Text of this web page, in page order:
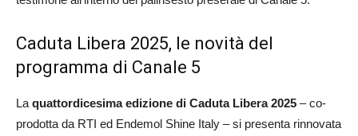
Caduta Libera 2025, le novità del
programma di Canale 5
La quattordicesima edizione di Caduta Libera 2025 – co-
prodotta da RTI ed Endemol Shine Italy – si presenta rinnovata